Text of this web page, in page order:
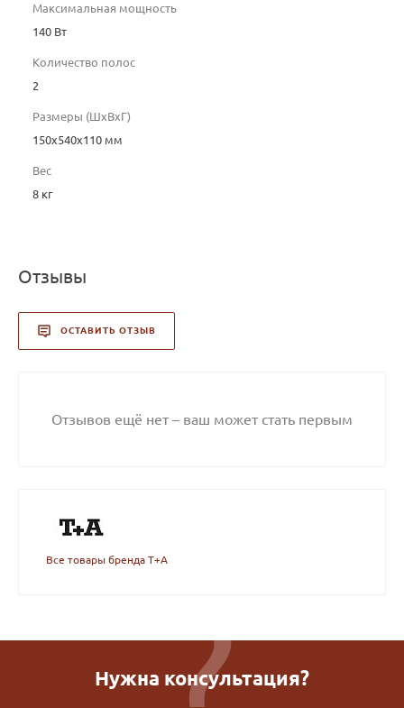
Максимальная мощность
140 Вт
Количество полос
2
Размеры (ШхВхГ)
150x540x110 мм
Вес
8 кг
Отзывы
ОСТАВИТЬ ОТЗЫВ
Отзывов ещё нет – ваш может стать первым
Все товары бренда T+A
Нужна консультация?